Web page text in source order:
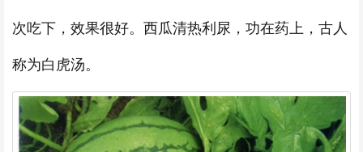
次吃下，效果很好。西瓜清热利尿，功在药上，古人
称为白虎汤。